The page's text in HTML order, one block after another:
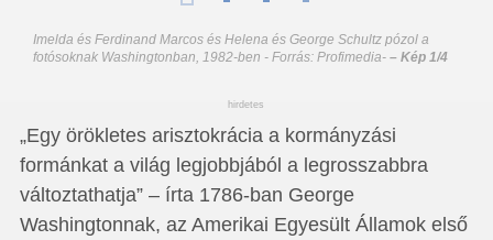
Imelda és Ferdinand Marcos és Helena és George Schultz pózol a
fotósoknak Washingtonban, 1982-ben - Forrás: Profimedia-– Kép 1/4
hirdetes
„Egy örökletes arisztokrácia a kormányzási
formánkat a világ legjobbjából a legrosszabbra
változtathatja” – írta 1786-ban George
Washingtonnak, az Amerikai Egyesült Államok első